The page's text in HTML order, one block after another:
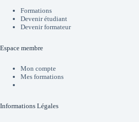
Formations
Devenir étudiant
Devenir formateur
Espace membre
Mon compte
Mes formations
Informations Légales